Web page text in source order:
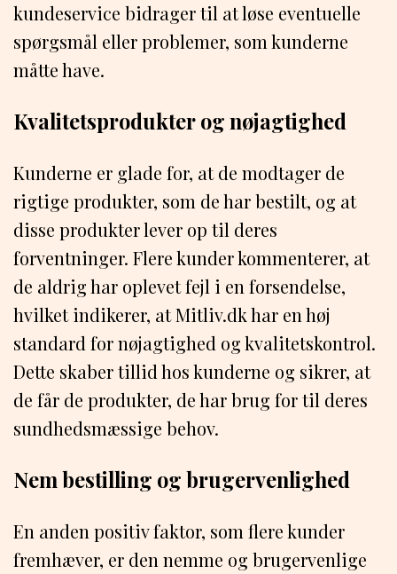
kundeservice bidrager til at løse eventuelle
spørgsmål eller problemer, som kunderne
måtte have.
Kvalitetsprodukter og nøjagtighed
Kunderne er glade for, at de modtager de
rigtige produkter, som de har bestilt, og at
disse produkter lever op til deres
forventninger. Flere kunder kommenterer, at
de aldrig har oplevet fejl i en forsendelse,
hvilket indikerer, at Mitliv.dk har en høj
standard for nøjagtighed og kvalitetskontrol.
Dette skaber tillid hos kunderne og sikrer, at
de får de produkter, de har brug for til deres
sundhedsmæssige behov.
Nem bestilling og brugervenlighed
En anden positiv faktor, som flere kunder
fremhæver, er den nemme og brugervenlige